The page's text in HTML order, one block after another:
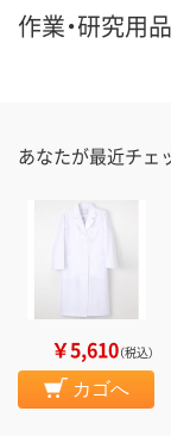
作業・研究用
あなたが最近チェ
￥5,610（税込）
カゴへ